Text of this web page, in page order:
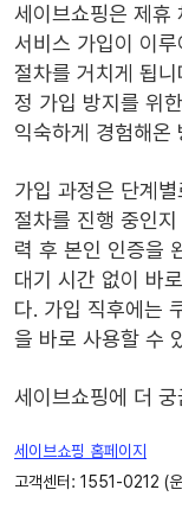
세이브쇼핑은 제휴
서비스 가입이 이
절차를 거치게 됩
정 가입 방지를 위
익숙하게 경험해온
가입 과정은 단계
절차를 진행 중인
력 후 본인 인증을
대기 시간 없이 바
다. 가입 직후에는
을 바로 사용할 수
세이브쇼핑에 더
세이브쇼핑 홈페이지
고객센터: 1551-0212 (